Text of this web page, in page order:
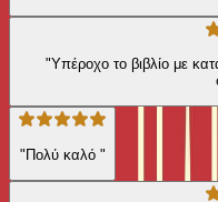
"Υπέροχο το βιβλίο με
"Πολύ καλό "